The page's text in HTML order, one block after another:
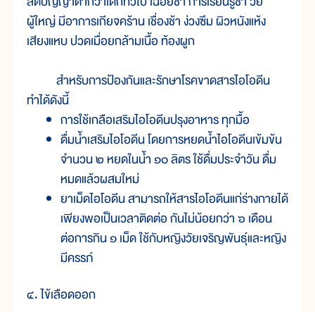
ผู้ใหญ่ มีอาการเกียจคร้าน เชื่องช้า ง่วงซึม ผิวหนังแห้ง
เสียงแหบ ปวดเมื่อยกล้ามเนื้อ ท้องผูก
สำหรับการป้องกันและรักษาโรคขาดสารไอโอดีน
ทำได้ดังนี้
การใช้เกลือเสริมไอโอดีนปรุงอาหาร ทุกมื้อ
ดื่มน้ำเสริมไอโอดีน โดยการหยดน้ำไอโอดีนเข้มข้น
จำนวน ๒ หยดในน้ำ ๑๐ ลิตร ใช้ดื่มประจำวัน ดื่ม
หมดแล้วผสมใหม่
ยาเม็ดไอโอดีน สามารถให้สารไอโอดีนแก่ร่างกายได้
เพียงพอเป็นเวลาติดต่อ กันไม่น้อยกว่า ๖ เดือน
ต่อการกิน ๑ เม็ด ใช้กับหญิงวัยเจริญพันธุ์และหญิง
มีครรภ์
๔. ไข้เลือดออก